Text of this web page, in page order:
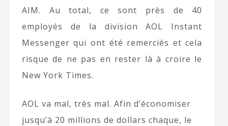
AIM. Au total, ce sont près de 40
employés de la division AOL Instant
Messenger qui ont été remerciés et cela
risque de ne pas en rester là à croire le
New York Times.
AOL va mal, très mal. Afin d’économiser
jusqu’à 20 millions de dollars chaque, le